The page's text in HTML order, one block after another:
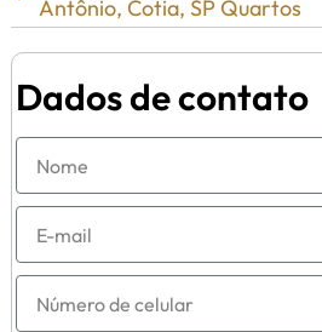
Antônio, Cotia, SP Quartos
Dados de contato